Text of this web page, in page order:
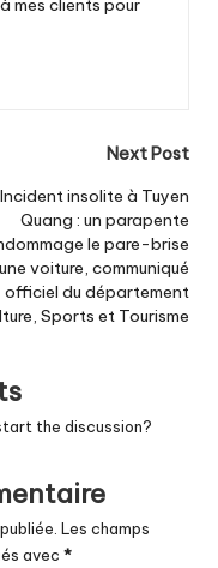
Next Post
Incident insolite à Tuyen
Quang : un parapente
le pare-brise
voiture, communiqué
officiel du département
Sports et Tourisme
the discussion?
Les champs
avec *